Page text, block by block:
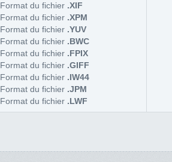
Format du fichier .XIF
Format du fichier .XPM
Format du fichier .YUV
Format du fichier .BWC
Format du fichier .FPIX
Format du fichier .GIFF
Format du fichier .IW44
Format du fichier .JPM
Format du fichier .LWF